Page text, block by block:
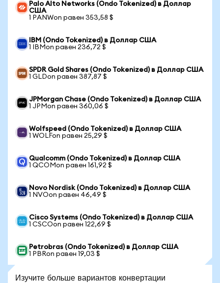
Palo Alto Networks (Ondo Tokenized) в Доллар
США
1 PANWon равен 353,58 $
IBM (Ondo Tokenized) в Доллар США
1 IBMon равен 236,72 $
SPDR Gold Shares (Ondo Tokenized) в Доллар США
1 GLDon равен 387,87 $
JPMorgan Chase (Ondo Tokenized) в Доллар США
1 JPMon равен 360,06 $
Wolfspeed (Ondo Tokenized) в Доллар США
1 WOLFon равен 25,29 $
Qualcomm (Ondo Tokenized) в Доллар США
1 QCOMon равен 161,92 $
Novo Nordisk (Ondo Tokenized) в Доллар США
1 NVOon равен 46,49 $
Cisco Systems (Ondo Tokenized) в Доллар США
1 CSCOon равен 122,69 $
Petrobras (Ondo Tokenized) в Доллар США
1 PBRon равен 19,03 $
Изучите больше вариантов конвертации